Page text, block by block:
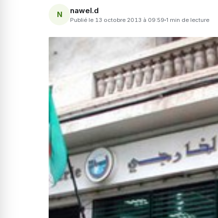
N nawel.d
Publié le 13 octobre 2013 à 09:59 1 min de lecture